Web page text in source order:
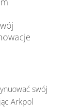
swój
Arkpol